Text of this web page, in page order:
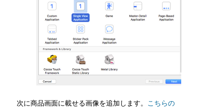
次に商品画面に載せる画像を追加します。
こちらの